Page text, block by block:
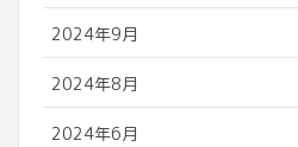
2024年9月
2024年8月
2024年6月